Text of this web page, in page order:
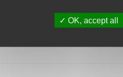
OK, accept all